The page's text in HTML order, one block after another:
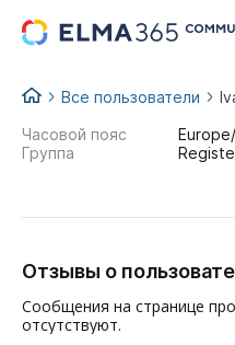
...
Все пользователи
Часовой пояс
Группа
Отзывы о
Сообщения на странице
отсутствуют.